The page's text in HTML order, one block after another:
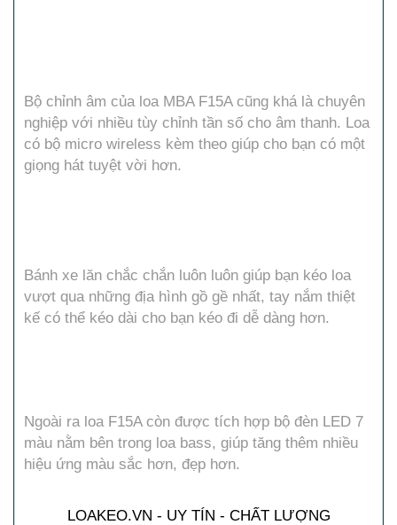
Bộ chỉnh âm của loa MBA F15A cũng khá là chuyên
nghiệp với nhiều tùy chỉnh tần số cho âm thanh. Loa
có bộ micro wireless kèm theo giúp cho bạn có một
giọng hát tuyệt vời hơn.
Bánh xe lăn chắc chắn luôn luôn giúp bạn kéo loa
vượt qua những địa hình gồ gề nhất, tay nắm thiệt
kế có thể kéo dài cho bạn kéo đi dễ dàng hơn.
Ngoài ra loa F15A còn được tích hợp bộ đèn LED 7
màu nằm bên trong loa bass, giúp tăng thêm nhiều
hiệu ứng màu sắc hơn, đẹp hơn.
LOAKEO.VN - UY TÍN - CHẤT LƯỢNG